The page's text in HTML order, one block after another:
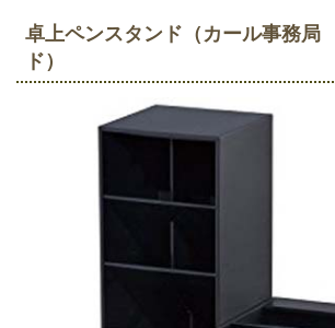
卓上ペンスタンド（カール事務
ド）